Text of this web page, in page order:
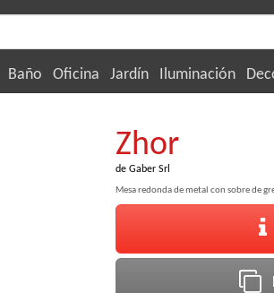
Baño Oficina Jardín Iluminación
Zhor
de Gaber Srl
Mesa redonda de metal con sobre de